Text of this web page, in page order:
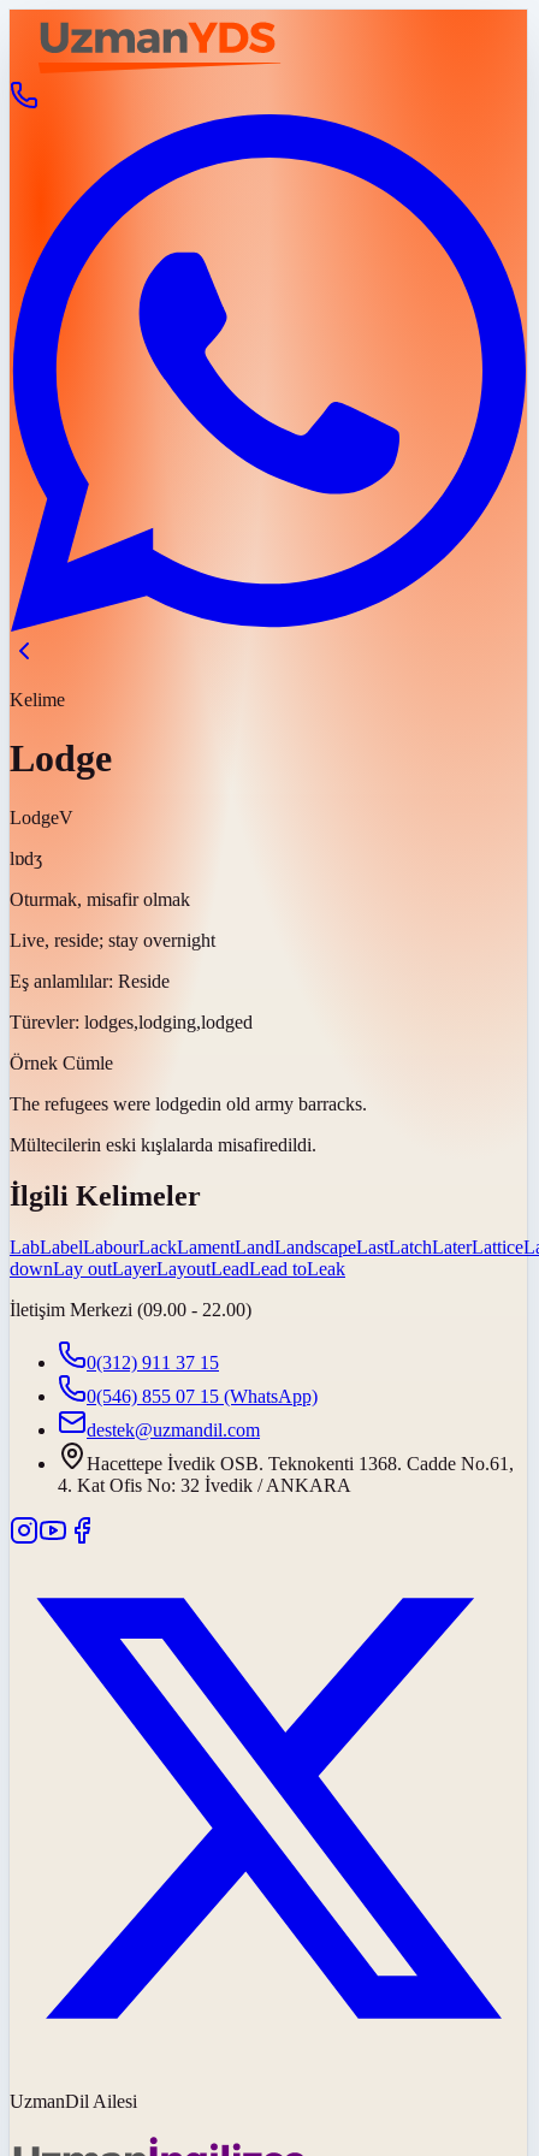
Kelime
Lodge
LodgeV
lɒdʒ
Oturmak, misafir olmak
Live, reside; stay overnight
Eş anlamlılar: Reside
Türevler: lodges,lodging,lodged
Örnek Cümle
The refugees were lodgedin old army barracks.
Mültecilerin eski kışlalarda misafiredildi.
İlgili Kelimeler
LabLabelLabourLackLamentLandLandscapeLastLatchLaterLattice
downLay outLayerLayoutLeadLead toLeak
İletişim Merkezi (09.00 - 22.00)
0(312) 911 37 15
0(546) 855 07 15 (WhatsApp)
destek@uzmandil.com
Hacettepe İvedik OSB. Teknokenti 1368. Cadde No.61,
4. Kat Ofis No: 32 İvedik / ANKARA
UzmanDil Ailesi